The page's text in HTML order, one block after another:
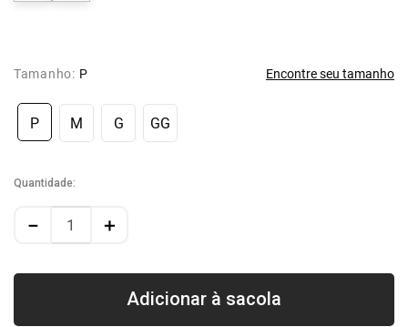
Tamanho: P Encontre seu tamanho
P M G GG
Quantidade
＋
－